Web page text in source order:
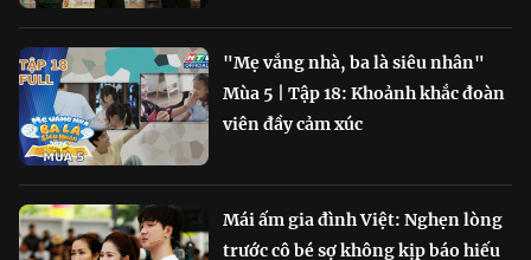
"Mẹ vắng nhà, ba là siêu nhân"
Mùa 5 | Tập 18: Khoảnh khắc đoàn
viên đầy cảm xúc
Mái ấm gia đình Việt: Nghẹn lòng
trước cô bé sợ không kịp báo hiếu